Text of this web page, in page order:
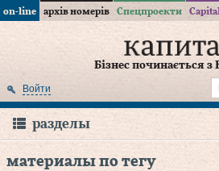
on-line архів номерів Спецпроекти
Бізнес починається з
Войти
разделы
материалы по тегу